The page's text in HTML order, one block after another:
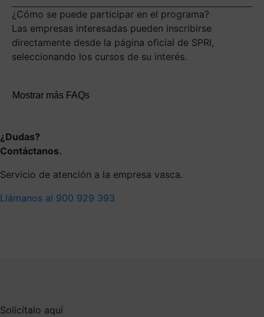
¿Cómo se puede participar en el programa?
Las empresas interesadas pueden inscribirse
directamente desde la página oficial de SPRI,
seleccionando los cursos de su interés.
Mostrar más FAQs
¿Dudas?
Contáctanos.
Servicio de atención a la empresa vasca.
Llámanos al 900 929 393
Solicítalo aquí